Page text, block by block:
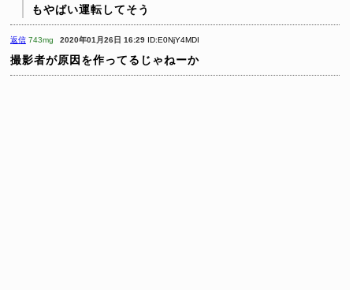
もやばい運転してそう
返信 743mg 2020年01月26日 16:29 ID:E0NjY4MDI
撮影者が原因を作ってるじゃねーか